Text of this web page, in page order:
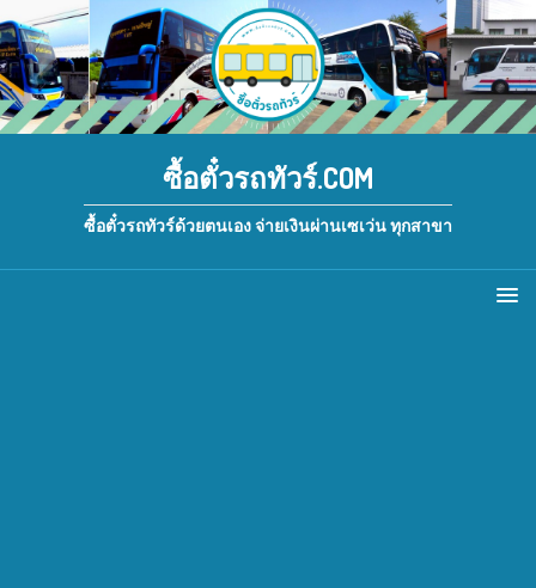
ซื้อตั๋วรถทัวร์.COM
ซื้อตั๋วรถทัวร์ด้วยตนเอง จ่ายเงินผ่านเซเว่น ทุกสาขา